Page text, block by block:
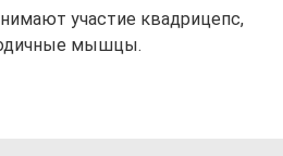
участие квадрицепс,
мышцы.